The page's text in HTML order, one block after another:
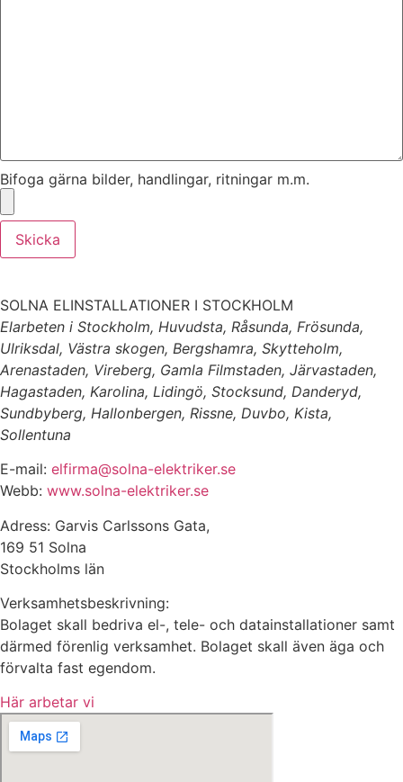
Bifoga gärna bilder, handlingar, ritningar m.m.
Skicka
SOLNA ELINSTALLATIONER I STOCKHOLM
Elarbeten i Stockholm, Huvudsta, Råsunda, Frösunda,
Ulriksdal, Västra skogen, Bergshamra, Skytteholm,
Arenastaden, Vireberg, Gamla Filmstaden, Järvastaden,
Hagastaden, Karolina, Lidingö, Stocksund, Danderyd,
Sundbyberg, Hallonbergen, Rissne, Duvbo, Kista,
Sollentuna
E-mail: elfirma@solna-elektriker.se
Webb: www.solna-elektriker.se
Adress: Garvis Carlssons Gata,
169 51 Solna
Stockholms län
Verksamhetsbeskrivning:
Bolaget skall bedriva el-, tele- och datainstallationer samt
därmed förenlig verksamhet. Bolaget skall även äga och
förvalta fast egendom.
Här arbetar vi